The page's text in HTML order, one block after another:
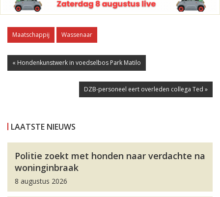
Maatschappij Wassenaar
« Hondenkunstwerk in voedselbos Park Matilo
DZB-personeel eert overleden collega Ted »
LAATSTE NIEUWS
Politie zoekt met honden naar verdachte na
woninginbraak
8 augustus 2026